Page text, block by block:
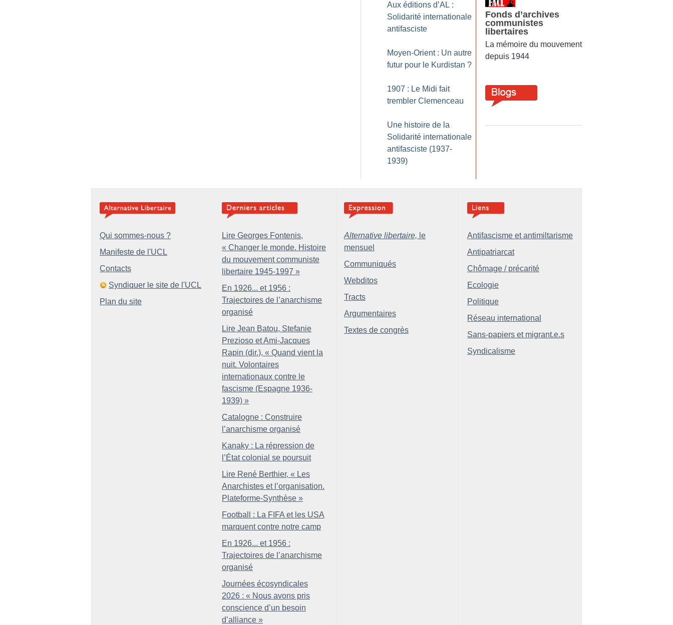
Aux éditions d’AL :
Solidarité internationale
antifasciste
Moyen-Orient : Un autre
futur pour le Kurdistan ?
1907 : Le Midi fait
trembler Clemenceau
Une histoire de la
Solidarité internationale
antifasciste (1937-
1939)
Fonds d’archives
communistes
libertaires
La mémoire du mouvement
depuis 1944
Qui sommes-nous ?
Manifeste de l'UCL
Contacts
Syndiquer le site de l'UCL
Plan du site
Lire Georges Fontenis,
« Changer le monde. Histoire
du mouvement communiste
libertaire 1945-1997 »
En 1926... et 1956 :
Trajectoires de l’anarchisme
organisé
Lire Jean Batou, Stefanie
Prezioso et Ami-Jacques
Rapin (dir.), « Quand vient la
nuit. Volontaires
internationaux contre le
fascisme (Espagne 1936-
1939) »
Catalogne : Construire
l’anarchisme organisé
Kanaky : La répression de
l’État colonial se poursuit
Lire René Berthier, « Les
Anarchistes et l’organisation.
Plateforme-Synthèse »
Football : La FIFA et les USA
marquent contre notre camp
En 1926... et 1956 :
Trajectoires de l’anarchisme
organisé
Journées écosyndicales
2026 : « Nous avons pris
conscience d’un besoin
d’alliance »
Alternative libertaire, le
mensuel
Communiqués
Webditos
Tracts
Argumentaires
Textes de congrès
Antifascisme et antimiltarisme
Antipatriarcat
Chômage / précarité
Ecologie
Politique
Réseau international
Sans-papiers et migrant.e.s
Syndicalisme